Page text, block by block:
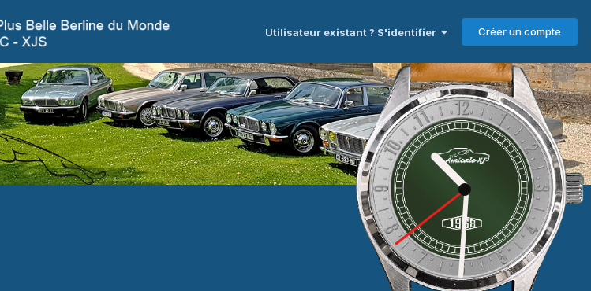
Utilisateur existant ? S'identifier Créer un compte